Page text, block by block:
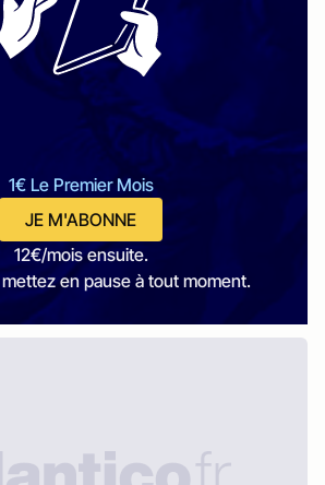
1€ Le Premier Mois
JE M'ABONNE
12€/mois ensuite.
en pause à tout moment.